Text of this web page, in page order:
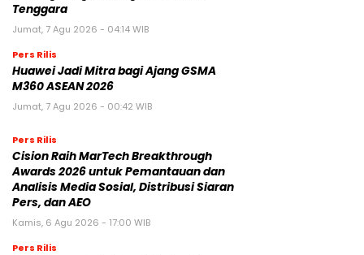
Tenggara
Jumat, 7 Agu 2026 - 04:14 WIB
Pers Rilis
Huawei Jadi Mitra bagi Ajang GSMA
M360 ASEAN 2026
Jumat, 7 Agu 2026 - 00:42 WIB
Pers Rilis
Cision Raih MarTech Breakthrough
Awards 2026 untuk Pemantauan dan
Analisis Media Sosial, Distribusi Siaran
Pers, dan AEO
Kamis, 6 Agu 2026 - 17:00 WIB
Pers Rilis